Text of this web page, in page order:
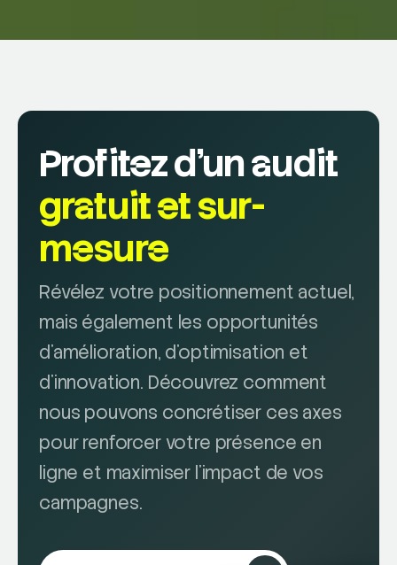
Profitez d'un audit
gratuit et sur-
mesure
Révélez votre positionnement actuel,
mais également les opportunités
d'amélioration, d'optimisation et
d'innovation. Découvrez comment
nous pouvons concrétiser ces axes
pour renforcer votre présence en
ligne et maximiser l'impact de vos
campagnes.